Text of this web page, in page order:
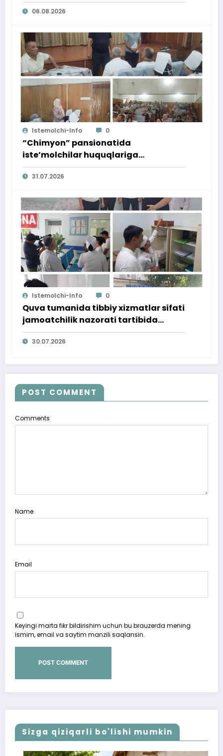
06.08.2026
Istemolchi-Info 0
“Chimyon” pansionatida
iste’molchilar huquqlariga
bag‘ishlangan targ‘ibot tadbiri
o‘tkazildi
31.07.2026
Istemolchi-Info 0
Quva tumanida tibbiy xizmatlar sifati
jamoatchilik nazorati tartibida
o‘rganildi
30.07.2026
POST COMMENT
Comments
Name
Email
Keyingi marta fikr bildirishim uchun bu brauzerda mening
ismim, email va saytim manzili saqlansin.
Sizga qiziqarli bo'lishi mumkin